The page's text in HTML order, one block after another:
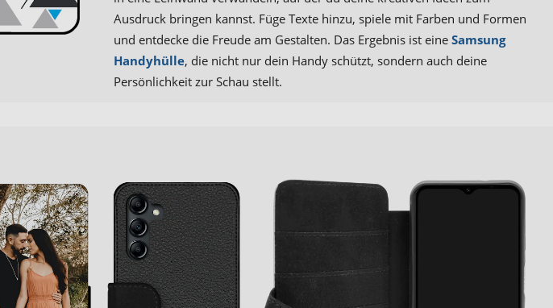
Ausdruck bringen kannst. Füge Texte hinzu, spiele mit Farben und Formen
und entdecke die Freude am Gestalten. Das Ergebnis ist eine Samsung
Handyhülle, die nicht nur dein Handy schützt, sondern auch deine
Persönlichkeit zur Schau stellt.